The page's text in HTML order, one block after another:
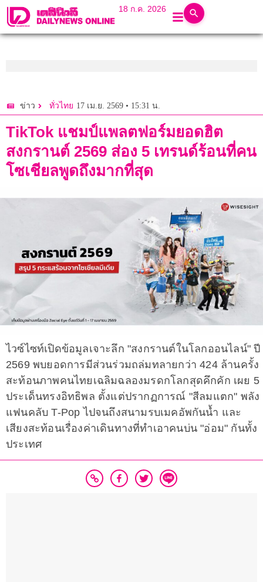
18 ก.ค. 2026
ข่าว ทั่วไทย 17 เม.ย. 2569 • 15:31 น.
TikTok แชมป์แพลตฟอร์มยอดฮิต
สงกรานต์ 2569 ส่อง 5 เทรนด์ร้อนที่คน
โซเชียลพูดถึงมากที่สุด
ไวซ์ไซท์เปิดข้อมูลเจาะลึก "สงกรานต์ในโลกออนไลน์" ปี
2569 พบยอดการมีส่วนร่วมถล่มทลายกว่า 424 ล้านครั้ง
สะท้อนภาพคนไทยเฉลิมฉลองมรดกโลกสุดคึกคัก เผย 5
ประเด็นทรงอิทธิพล ตั้งแต่ปรากฏการณ์ "สีลมแตก" พลัง
แฟนคลับ T-Pop ไปจนถึงสนามรบเมคอัพกันน้ำ และ
เสียงสะท้อนเรื่องค่าเดินทางที่ทำเอาคนบ่น "อ่อม" กันทั้ง
ประเทศ